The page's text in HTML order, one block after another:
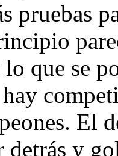
pruebas
lo que se
hay
El
detrás y